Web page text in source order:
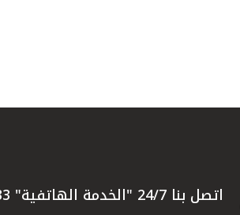
اتصل بنا 24/7 "الخدمة الهاتفية" 1803333